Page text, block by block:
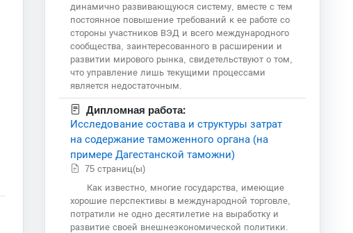
динамично развивающуюся систему, вместе с тем
постоянное повышение требований к ее работе со
стороны участников ВЭД и всего международного
сообщества, заинтересованного в расширении и
развитии мирового рынка, свидетельствуют о том,
что управление лишь текущими процессами
является недостаточным.
Дипломная работа:
Исследование состава и структуры затрат
на содержание таможенного органа (на
примере Дагестанской таможни)
75 страниц(ы)
Как известно, многие государства, имеющие
хорошие перспективы в международной торговле,
потратили не одно десятилетие на выработку и
развитие своей внешнеэкономической политики.